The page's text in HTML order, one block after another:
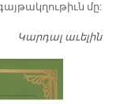
մը:
Կարդալ աւելին